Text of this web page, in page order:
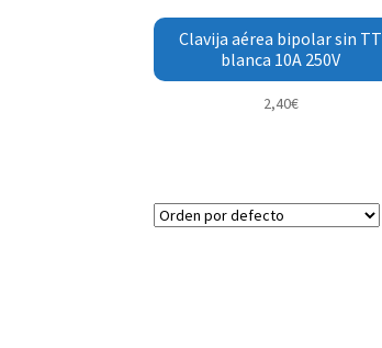
Clavija aérea bipolar sin TT
blanca 10A 250V
2,40€